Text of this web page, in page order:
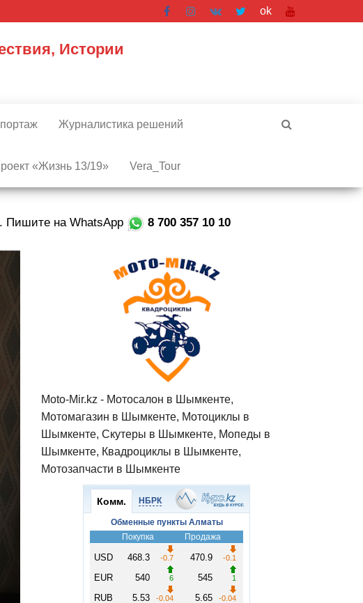
ok
Истории
Журналистика решений
«Жизнь 13/19» Vera_Tour
Пишите на WhatsApp 8 700 357 10 10
Moto-Mir.kz - Мотосалон в Шымкенте,
Мотомагазин в Шымкенте, Мотоциклы в
Шымкенте, Скутеры в Шымкенте, Мопеды в
Шымкенте, Квадроциклы в Шымкенте,
Мотозапчасти в Шымкенте